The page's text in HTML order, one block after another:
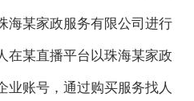
海某家政服务有限公司进行
在某直播平台以珠海某家政
业账号，通过购买服务找人